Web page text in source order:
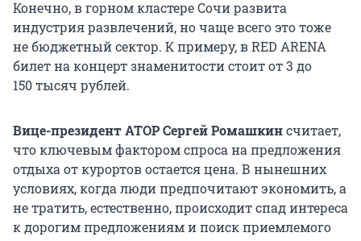
Конечно, в горном кластере Сочи развита
индустрия развлечений, но чаще всего это тоже
не бюджетный сектор. К примеру, в RED ARENA
билет на концерт знаменитости стоит от 3 до
150 тысяч рублей.
Вице-президент АТОР Сергей Ромашкинсчитает,
что ключевым фактором спроса на предложения
отдыха от курортов остается цена. В нынешних
условиях, когда люди предпочитают экономить, а
не тратить, естественно, происходит спад интереса
к дорогим предложениям и поиск приемлемого